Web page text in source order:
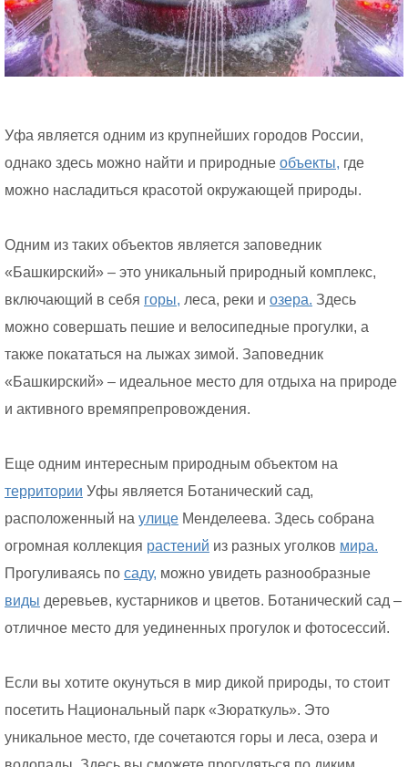
Уфа является одним из крупнейших городов России,
однако здесь можно найти и природные объекты, где
можно насладиться красотой окружающей природы.
Одним из таких объектов является заповедник
«Башкирский» – это уникальный природный комплекс,
включающий в себя горы, леса, реки и озера. Здесь
можно совершать пешие и велосипедные прогулки, а
также покататься на лыжах зимой. Заповедник
«Башкирский» – идеальное место для отдыха на природе
и активного времяпрепровождения.
Еще одним интересным природным объектом на
территории Уфы является Ботанический сад,
расположенный на улице Менделеева. Здесь собрана
огромная коллекция растений из разных уголков мира.
Прогуливаясь по саду, можно увидеть разнообразные
виды деревьев, кустарников и цветов. Ботанический сад –
отличное место для уединенных прогулок и фотосессий.
Если вы хотите окунуться в мир дикой природы, то стоит
посетить Национальный парк «Зюраткуль». Это
уникальное место, где сочетаются горы и леса, озера и